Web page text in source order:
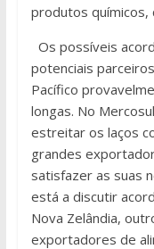
produtos químicos,
Os possíveis
potenciais
Pacífico
longas. No
estreitar os laços
grandes
satisfazer as suas
está a discutir
Nova Zelândia,
exportadores de